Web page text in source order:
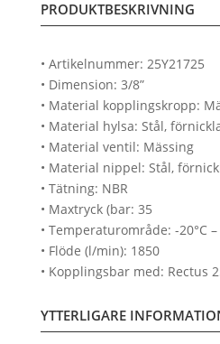
PRODUKTBESKRIVNING
• Artikelnummer: 25Y21725
• Dimension: 3/8”
• Material kopplingskropp:
• Material hylsa: Stål,
• Material ventil: Mässing
• Material nippel: Stål,
• Tätning: NBR
• Maxtryck (bar: 35
• Temperaturområde: -20°C –
• Flöde (l/min): 1850
• Kopplingsbar med: Rectus
YTTERLIGARE